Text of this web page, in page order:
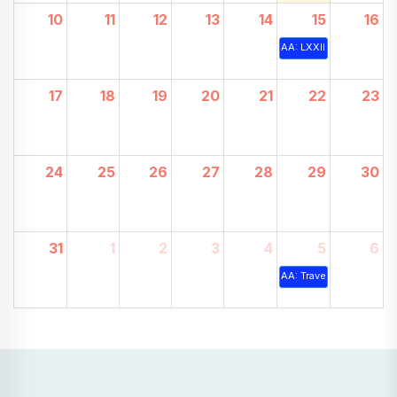
10 11 12 13 14 15
AA: LXXII TRAVESSIA
16
17 18 19 20 21 22 23
24 25 26 27 28 29 30
31 1 2 3 4 5
AA: Travesía a nado
6